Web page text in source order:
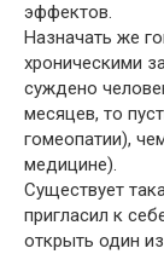
эффектов.
Назначать же
хроническими
суждено
месяцев, то
гомеопатии),
медицине).
Существует
пригласил к
открыть один